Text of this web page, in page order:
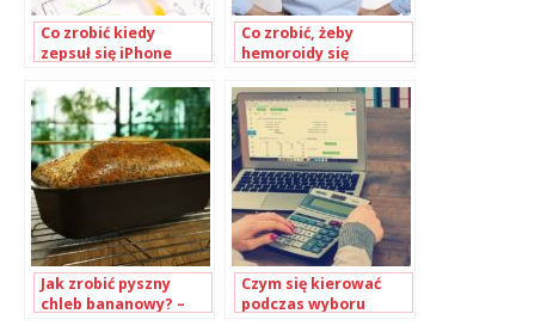
Co zrobić kiedy
zepsuł się iPhone
Co zrobić, żeby
hemoroidy się
Jak zrobić pyszny
chleb bananowy? –
Czym się kierować
podczas wyboru